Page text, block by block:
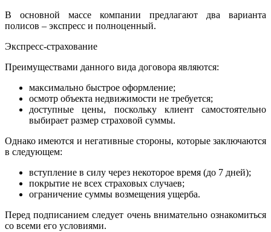
В основной массе компании предлагают два варианта
полисов – экспресс и полноценный.
Экспресс-страхование
Преимуществами данного вида договора являются:
максимально быстрое оформление;
осмотр объекта недвижимости не требуется;
доступные цены, поскольку клиент самостоятельно
выбирает размер страховой суммы.
Однако имеются и негативные стороны, которые заключаются
в следующем:
вступление в силу через некоторое время (до 7 дней);
покрытие не всех страховых случаев;
ограничение суммы возмещения ущерба.
Перед подписанием следует очень внимательно ознакомиться
со всеми его условиями.